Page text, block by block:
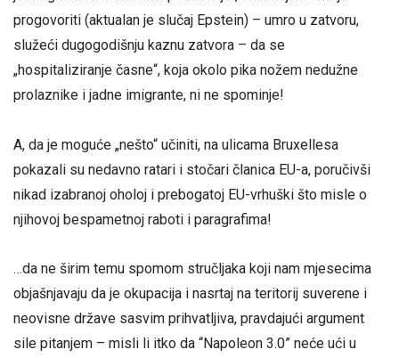
progovoriti (aktualan je slučaj Epstein) – umro u zatvoru,
služeći dugogodišnju kaznu zatvora – da se
„hospitaliziranje časne“, koja okolo pika nožem nedužne
prolaznike i jadne imigrante, ni ne spominje!
A, da je moguće „nešto“ učiniti, na ulicama Bruxellesa
pokazali su nedavno ratari i stočari članica EU-a, poručivši
nikad izabranoj oholoj i prebogatoj EU-vrhuški što misle o
njihovoj bespametnoj raboti i paragrafima!
…da ne širim temu spomom stručljaka koji nam mjesecima
objašnjavaju da je okupacija i nasrtaj na teritorij suverene i
neovisne države sasvim prihvatljiva, pravdajući argument
sile pitanjem – misli li itko da “Napoleon 3.0” neće ući u